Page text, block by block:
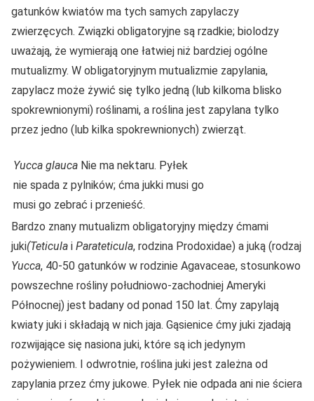
gatunków kwiatów ma tych samych zapylaczy
zwierzęcych. Związki obligatoryjne są rzadkie; biolodzy
uważają, że wymierają one łatwiej niż bardziej ogólne
mutualizmy. W obligatoryjnym mutualizmie zapylania,
zapylacz może żywić się tylko jedną (lub kilkoma blisko
spokrewnionymi) roślinami, a roślina jest zapylana tylko
przez jedno (lub kilka spokrewnionych) zwierząt.
Yucca glauca Nie ma nektaru. Pyłek
nie spada z pylników; ćma jukki musi go
musi go zebrać i przenieść.
Bardzo znany mutualizm obligatoryjny między ćmami
juki(Teticula i Parateticula, rodzina Prodoxidae) a juką (rodzaj
Yucca, 40-50 gatunków w rodzinie Agavaceae, stosunkowo
powszechne rośliny południowo-zachodniej Ameryki
Północnej) jest badany od ponad 150 lat. Ćmy zapylają
kwiaty juki i składają w nich jaja. Gąsienice ćmy juki zjadają
rozwijające się nasiona juki, które są ich jedynym
pożywieniem. I odwrotnie, roślina juki jest zależna od
zapylania przez ćmy jukowe. Pyłek nie odpada ani nie ściera